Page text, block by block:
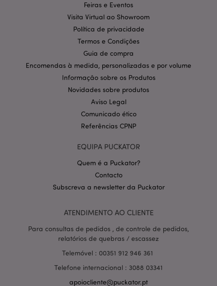
Feiras e Eventos
Visita Virtual ao Showroom
Política de privacidade
Termos e Condições
Guia de compra
Encomendas à medida, personalizadas e por volume
Informação sobre os Produtos
Novidades sobre produtos
Aviso Legal
Comunicado ético
Referências CPNP
EQUIPA PUCKATOR
Quem é a Puckator?
Contacto
Subscreva a newsletter da Puckator
ATENDIMENTO AO CLIENTE
Para consultas de pedidos , de controle de pedidos,
relatórios de quebras / escassez
Telemóvel : 00351 912 946 361
Telefone internacional : 3088 03341
apoiocliente@puckator.pt
funcionalidades centrais do website, tais como login
de utilizador e gestão de conta. O sítio web não
estritamente necessários.
CookieScriptConsent
CookieScript
.puckator.pt
mage-cache-storage-section-
invalidation
www.puckator.pt
PHPSESSID
PHP.net